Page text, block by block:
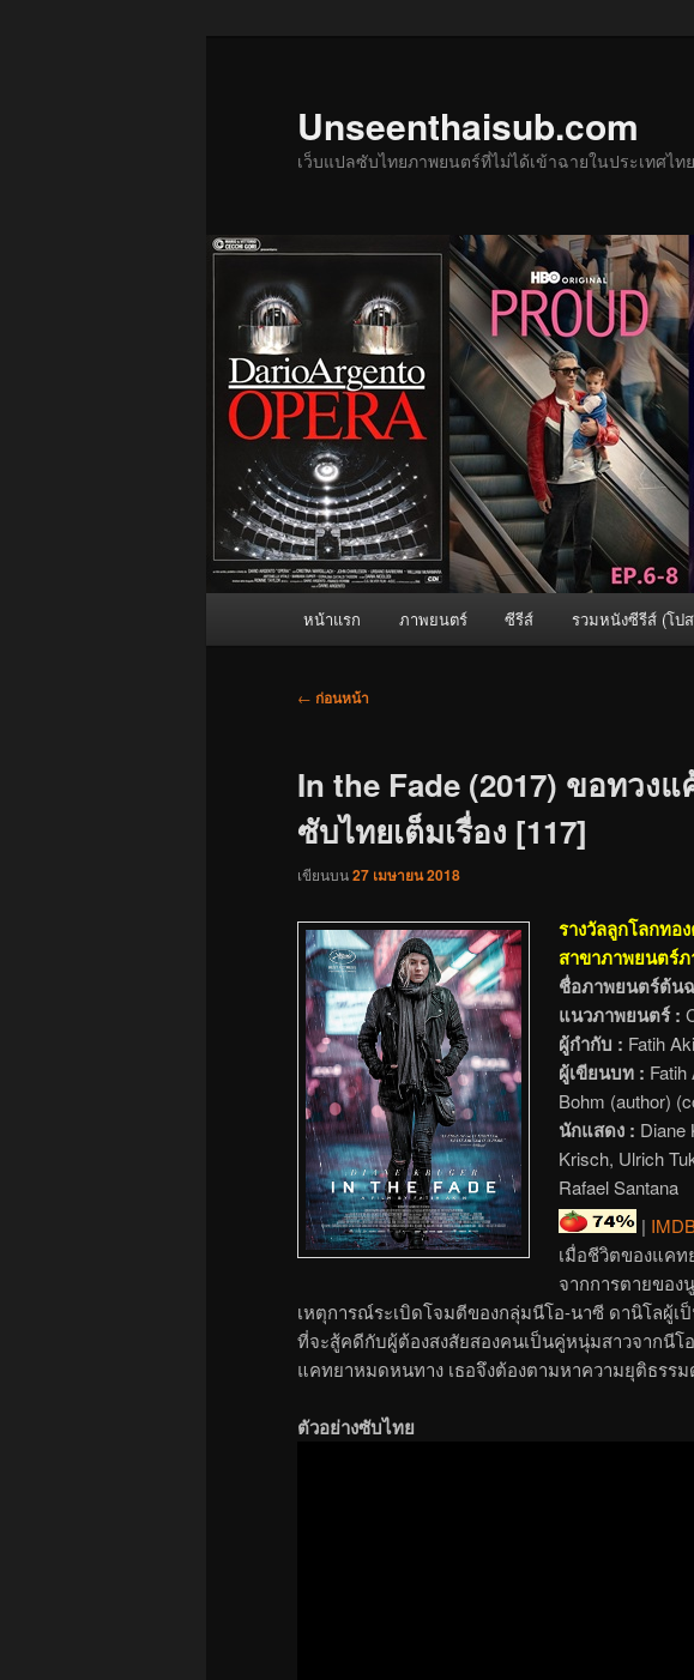
Unseenthaisub.com
เว็บแปลซับไทยภาพยนตร์ที่ไม่ได้เข้าฉายในประเทศไทย
หน้าแรก ภาพยนตร์ ซีรีส์ รวมหนังซีรีส์ (โปส
เมนู
← ก่อนหน้า
In the Fade (2017) ขอทวง
ซับไทยเต็มเรื่อง [117]
เขียนบน27 เมษายน 2018
รางวัลลูกโลกทอ
สาขาภาพยนตร์ภ
ชื่อภาพยนตร์ต้น
แนวภาพยนตร์ :
ผู้กำกับ : Fatih
ผู้เขียนบท :
Bohm (author)
นักแสดง : Diane
Krisch, Ulrich
Rafael Santana
|
เมื่อชีวิตของแคท
จากการตายของ
เหตุการณ์ระเบิดโจมตีของกลุ่มนีโอ-นาซี ดานิโลผู้
ที่จะสู้คดีกับผู้ต้องสงสัยสองคนเป็นคู่หนุ่มสาวจากนี
แคทยาหมดหนทาง เธอจึงต้องตามหาความยุติธรรม
ตัวอย่างซับไทย